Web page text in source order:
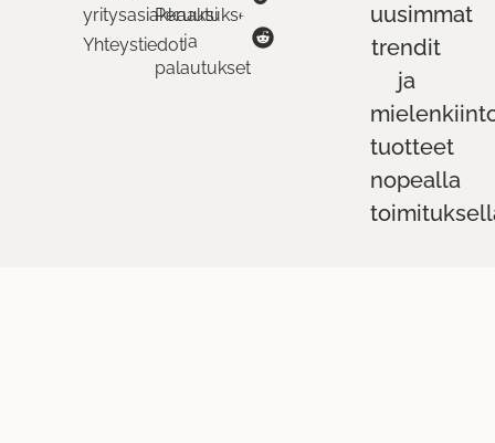
yritysasiakkaaksi
Yhteystiedot
Peruutukset
ja
palautukset
uusimmat
trendit
ja
tuotteet
nopealla